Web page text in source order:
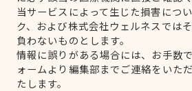
当サービスによって生じた損害につ
ク、および株式会社ウェルネスでは
負わないものとします。
情報に誤りがある場合には、お手数
ォームより編集部までご連絡をいた
たします。